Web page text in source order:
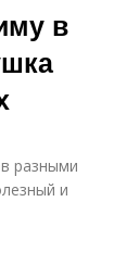
в
разными
и